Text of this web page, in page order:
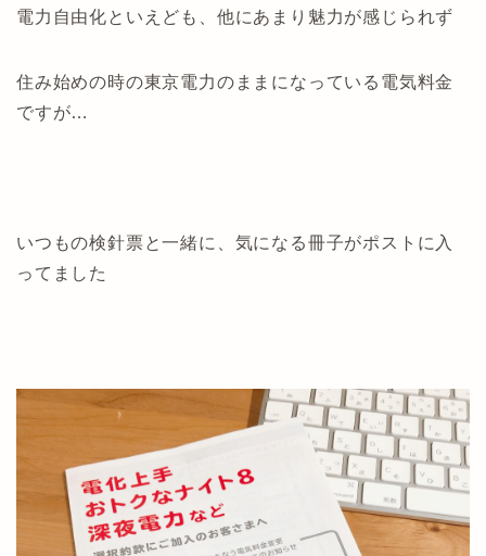
電力自由化といえども、他にあまり魅力が感じられず
住み始めの時の東京電力のままになっている電気料金
ですが…
いつもの検針票と一緒に、気になる冊子がポストに入
ってました